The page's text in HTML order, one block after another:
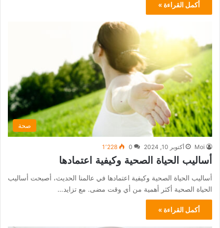
أكمل القراءة »
صحة
Moi أكتوبر 10, 2024 0 1٬228
أساليب الحياة الصحية وكيفية اعتمادها
أساليب الحياة الصحية وكيفية اعتمادها في عالمنا الحديث، أصبحت أساليب
الحياة الصحية أكثر أهمية من أي وقت مضى. مع تزايد…
أكمل القراءة »